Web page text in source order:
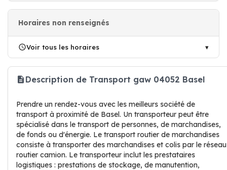
Horaires non renseignés
Voir tous les horaires
Description de Transport gaw 04052 Basel
Prendre un rendez-vous avec les meilleurs société de
transport à proximité de Basel. Un transporteur peut être
spécialisé dans le transport de personnes, de marchandises,
de fonds ou d'énergie. Le transport routier de marchandises
consiste à transporter des marchandises et colis par le réseau
routier camion. Le transporteur inclut les prestataires
logistiques : prestations de stockage, de manutention,